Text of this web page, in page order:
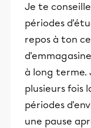
Je te
périodes
repos à ton
à long terme.
plusieurs fois
périodes
une pause